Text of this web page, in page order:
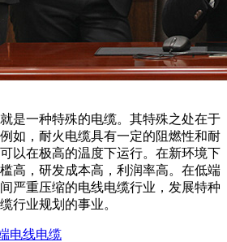
是一种特殊的电缆。其特殊之处在于
如，耐火电缆具有一定的阻燃性和耐
以在极高的温度下运行。在新环境下
高，研发成本高，利润率高。在低端
严重压缩的电线电缆行业，发展特种
行业规划的事业。
电线电缆